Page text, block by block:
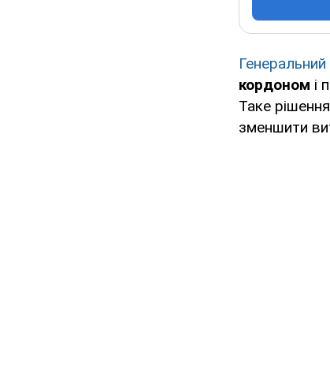
кордоном і
Таке
зменшити